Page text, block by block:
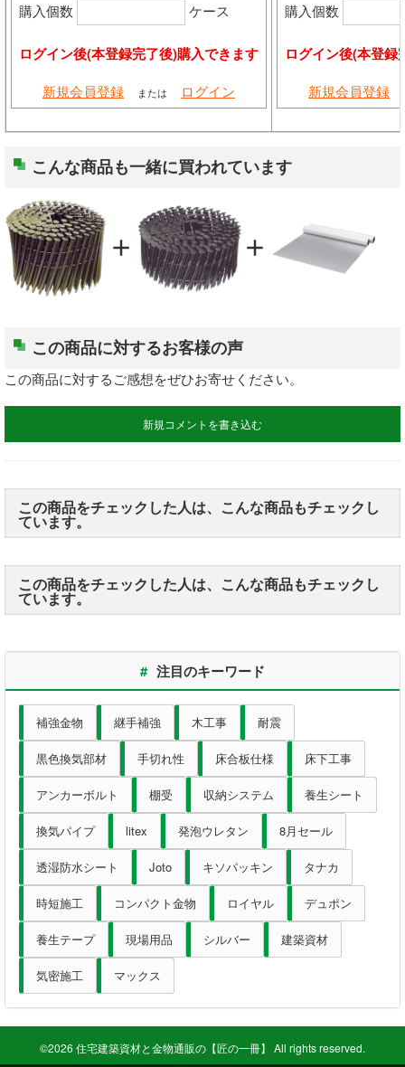
換気部材
アルミ型材
外構部材
表札
現場用品
充電工具
エアー工具
電動工具
電動工具刃物
測定・検査
大工道具
作業工具
作業用品
ホーム
初めての方へ
会社案内
お支払い方法
購入個数
ケース
ログイン後(本登録完了後)購入できます
新規会員登録 または ログイン
購入個数
ログイン後(本登録
新規会員登録
こんな商品も一緒に買われています
add add
この商品に対するお客様の声
この商品に対するご感想をぜひお寄せください。
新規コメントを書き込む
この商品をチェックした人は、こんな商品もチェックし
ています。
この商品をチェックした人は、こんな商品もチェックし
ています。
# 注目のキーワード
補強金物 継手補強 木工事 耐震
黒色換気部材 手切れ性 床合板仕様 床下工事
アンカーボルト 棚受 収納システム 養生シート
換気パイプ litex 発泡ウレタン 8月セール
透湿防水シート Joto キソパッキン タナカ
時短施工 コンパクト金物 ロイヤル デュポン
養生テープ 現場用品 シルバー 建築資材
気密施工 マックス
©2026 住宅建築資材と金物通販の【匠の一冊】 All rights reserved.